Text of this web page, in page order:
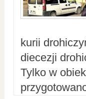
kurii
diecezji
Tylko w